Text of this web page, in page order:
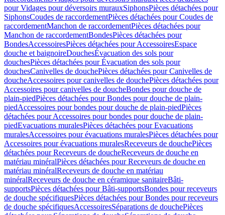
pour Vidages pour déversoirs murauxSiphonsPièces détachées pour
SiphonsCoudes de raccordementPièces détachées pour Coudes de
raccordementManchon de raccordementPièces détachées pour
Manchon de raccordementBondesPièces détachées pour
BondesAccessoiresPièces détachées pour AccessoiresEspace
douche et baignoireDouchesÉvacuation des sols pour
douchesPièces détachées pour Évacuation des sols pour
douchesCanivelles de douchePièces détachées pour Canivelles de
doucheAccessoires pour canivelles de douchePièces détachées pour
Accessoires pour canivelles de doucheBondes pour douche de
plain-piedPièces détachées pour Bondes pour douche de plain-
piedAccessoires pour bondes pour douche de plain-piedPièces
détachées pour Accessoires pour bondes pour douche de plain-
piedEvacuations muralesPièces détachées pour Evacuations
muralesAccessoires pour évacuations muralesPièces détachées pour
Accessoires pour évacuations muralesReceveurs de douchePièces
détachées pour Receveurs de doucheReceveurs de douche en
matériau minéralPièces détachées pour Receveurs de douche en
matériau minéralReceveurs de douche en matériau
minéralReceveurs de douche en céramique sanitaireBâti-
supportsPièces détachées pour Bâti-supportsBondes pour receveurs
de douche spécifiquesPièces détachées pour Bondes pour receveurs
de douche spécifiquesAccessoiresSéparations de douchePièces